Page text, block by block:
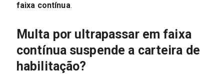
faixa contínua.
Multa por ultrapassar em faixa
contínua suspende a carteira de
habilitação?